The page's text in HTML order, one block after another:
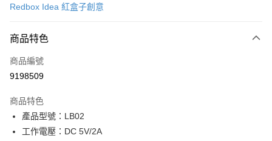
Apple Pay
街口支付
Google Pay
全盈+PAY
Redbox Idea 紅盒子創意
商品特色
商品編號
9198509
商品特色
產品型號：LB02
工作電壓：DC 5V/2A